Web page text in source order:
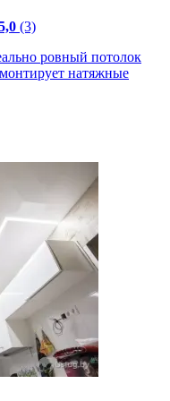
(3)
ровный потолок
натяжные